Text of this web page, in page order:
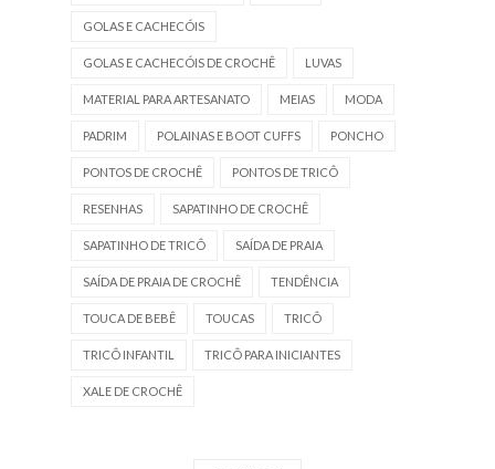
GOLAS E CACHECÓIS
GOLAS E CACHECÓIS DE CROCHÊ LUVAS
MATERIAL PARA ARTESANATO MEIAS MODA
PADRIM POLAINAS E BOOT CUFFS PONCHO
PONTOS DE CROCHÊ PONTOS DE TRICÔ
RESENHAS SAPATINHO DE CROCHÊ
SAPATINHO DE TRICÔ SAÍDA DE PRAIA
SAÍDA DE PRAIA DE CROCHÊ TENDÊNCIA
TOUCA DE BEBÊ TOUCAS TRICÔ
TRICÔ INFANTIL TRICÔ PARA INICIANTES
XALE DE CROCHÊ